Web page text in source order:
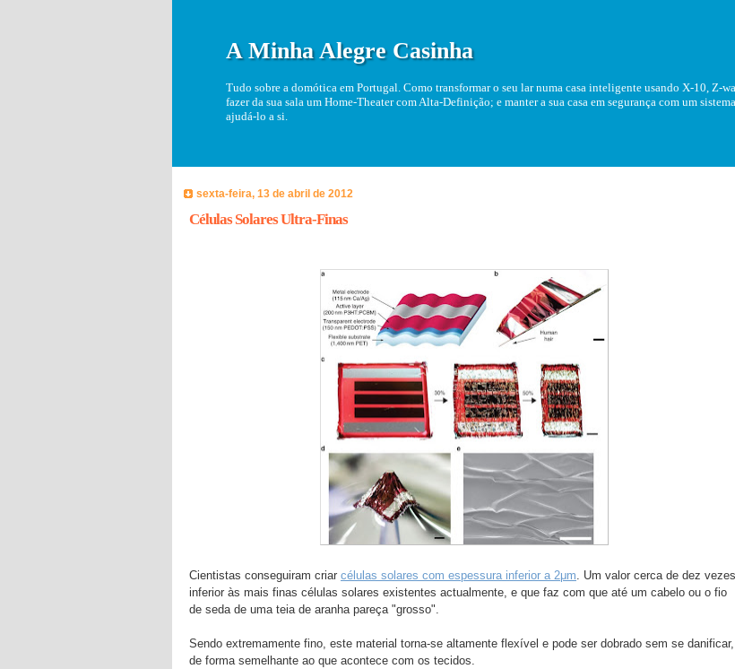
A Minha Alegre Casinha
Tudo sobre a domótica em Portugal. Como transformar o seu lar numa casa inteligente usando X-10, Z-
fazer da sua sala um Home-Theater com Alta-Definição; e manter a sua casa em segurança com um
ajudá-lo a si.
sexta-feira, 13 de abril de 2012
Células Solares Ultra-Finas
Cientistas conseguiram criar células solares com espessura inferior a 2μm. Um valor cerca de dez vezes
inferior às mais finas células solares existentes actualmente, e que faz com que até um cabelo ou o fio
de seda de uma teia de aranha pareça "grosso".
Sendo extremamente fino, este material torna-se altamente flexível e pode ser dobrado sem se danificar,
de forma semelhante ao que acontece com os tecidos.